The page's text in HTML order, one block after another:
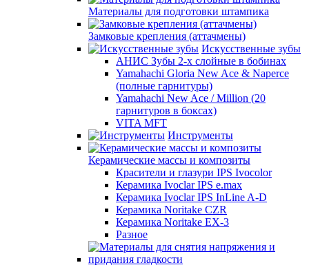
Материалы для подготовки штампика
Замковые крепления (аттачмены)
Искусственные зубы
АНИС Зубы 2-х слойные в бобинах
Yamahachi Gloria New Ace & Naperce
(полные гарнитуры)
Yamahachi New Ace / Million (20
гарнитуров в боксах)
VITA MFT
Инструменты
Керамические массы и композиты
Красители и глазури IPS Ivocolor
Керамика Ivoclar IPS e.max
Керамика Ivoclar IPS InLine A-D
Керамика Noritake CZR
Керамика Noritake EX-3
Разное